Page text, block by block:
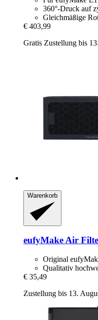
360°-Druck auf
Gleichmäßige
€ 403,99
Gratis Zustellung bis
Warenkorb
eufyMakeAir
Original
Qualitativ
€ 35,49
Zustellung bis 13.